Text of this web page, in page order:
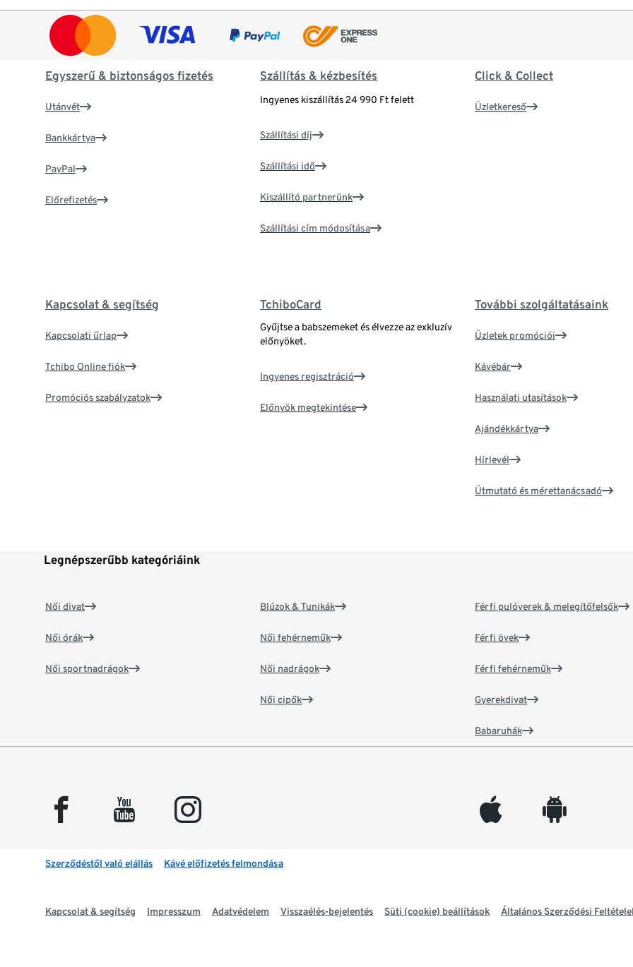
Egyszerű & biztonságos fizetés
Utánvét
Bankkártya
PayPal
Előrefizetés
Szállítás & kézbesítés
Ingyenes kiszállítás 24 990 Ft felett
Szállítási díj
Szállítási idő
Kiszállító partnerünk
Szállítási cím módosítása
Click & Collect
Üzletkereső
Kapcsolat & segítség
Kapcsolati űrlap
Tchibo Online fiók
Promóciós szabályzatok
TchiboCard
Gyűjtse a babszemeket és élvezze az exkluzív
előnyöket.
Ingyenes regisztráció
Előnyök megtekintése
További szolgáltatásaink
Üzletek promóciói
Kávébár
Használati utasítások
Ajándékkártya
Hírlevél
Útmutató és mérettanácsadó
Legnépszerűbb kategóriáink
Női divat
Női órák
Női sportnadrágok
Blúzok & Tunikák
Női fehérneműk
Női nadrágok
Női cipők
Férfi pulóverek & melegítőfelsők
Férfi övek
Férfi fehérneműk
Gyerekdivat
Babaruhák
facebook youtube instagram appleinc android
Szerződéstől való elállás Kávé előfizetés felmondása
Kapcsolat & segítség Impresszum Adatvédelem Visszaélés-bejelentés Süti (cookie) beállítások Általános Szerződési